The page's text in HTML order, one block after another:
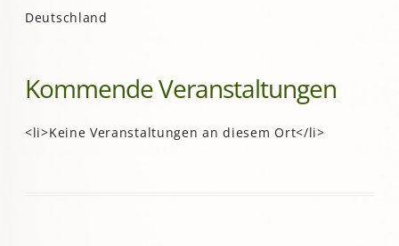
Deutschland
Kommende Veranstaltungen
<li>Keine Veranstaltungen an diesem Ort</li>